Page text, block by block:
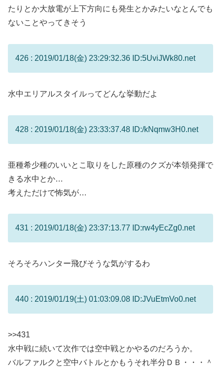
たりとか大放電が上下方向にも発生とかみたいなとんでも
ないことやってきそう
426 : 2019/01/18(金) 23:29:32.36 ID:5UviJWk80.net
水中エリアルスタイルってどんな挙動だよ
428 : 2019/01/18(金) 23:33:37.48 ID:/kNqmw3H0.net
亜種希少種のいいとこ取りをした原種のクズが本領発揮で
きる水中とか…
考えただけで怖気が…
431 : 2019/01/18(金) 23:37:13.77 ID:rw4yEcZg0.net
そろそろハンター飛びそうな気がするわ
440 : 2019/01/19(土) 01:03:09.08 ID:JVuEtmVo0.net
>>431
水中戦に続いて次作では空中戦とかやるのだろうか。
バルファルクと空中バトルとかもうそれ半分ＤＢ・・・＾